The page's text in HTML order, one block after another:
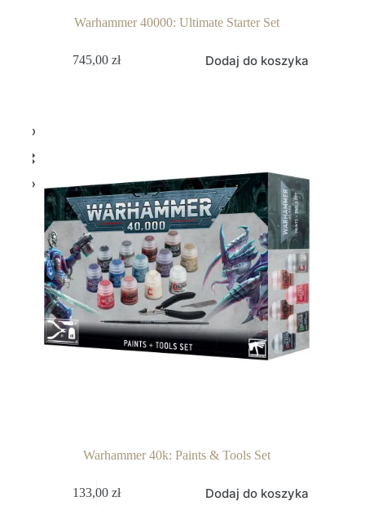
Warhammer 40000: Ultimate Starter Set
745,00zł Dodaj do koszyka
Warhammer 40k: Paints & Tools Set
133,00zł Dodaj do koszyka